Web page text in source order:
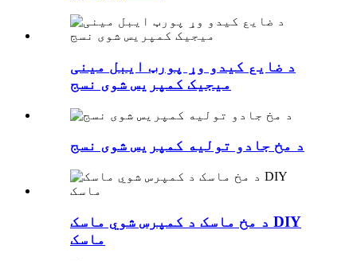
د ضایع کیدو وړ پورټ ایبل مینی
میجیک کمپریس شوی نسج
د مخ جادو تولیه کمپریس شوی نسج
د مخ ماسک د کمپرس شوي ماسک DIY
ماسک